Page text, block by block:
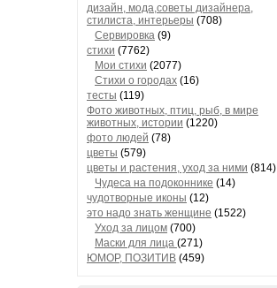
дизайн, мода,советы дизайнера,
стилиста, интерьеры (708)
Сервировка (9)
стихи (7762)
Мои стихи (2077)
Стихи о городах (16)
тесты (119)
Фото животных, птиц, рыб, в мире
животных, истории (1220)
фото людей (78)
цветы (579)
цветы и растения, уход за ними (814)
Чудеса на подоконнике (14)
чудотворные иконы (12)
это надо знать женщине (1522)
Уход за лицом (700)
Маски для лица (271)
ЮМОР, ПОЗИТИВ (459)